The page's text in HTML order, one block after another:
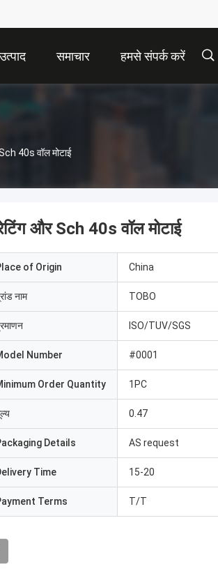
उत्पाद समाचार हमसे संपर्क करें
40s वॉल मोटाई
और Sch 40s वॉल मोटाई
of Origin China
नाम TOBO
ISO/TUV/SGS
Number #0001
Order Quantity 1PC
0.47
Details AS request
Time 15-20
Terms T/T